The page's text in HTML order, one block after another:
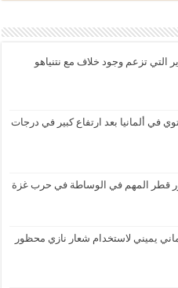
التي تزعم وجود خلاف مع نتنياهو
في ألمانيا بعد ارتفاع كبير في درجات
دور قطر المهم في الوساطة في حرب غزة
يميني لاستخدام شعار نازي محظور